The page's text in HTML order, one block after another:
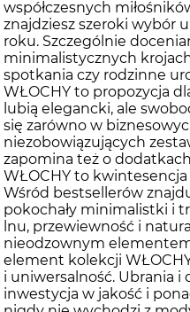
współczesnych
znajdziesz szeroki wybór
roku. Szczególnie
minimalistycznych
spotkania czy rodzinne
WŁOCHY to propozycja
lubią elegancki, ale
się zarówno w
niezobowiązujących
zapomina też o
WŁOCHY to
Wśród bestsellerów
pokochały minimalistki i
lnu, przewiewność i
nieodzownym
element kolekcji
i uniwersalność. Ubrania
inwestycja w jakość i